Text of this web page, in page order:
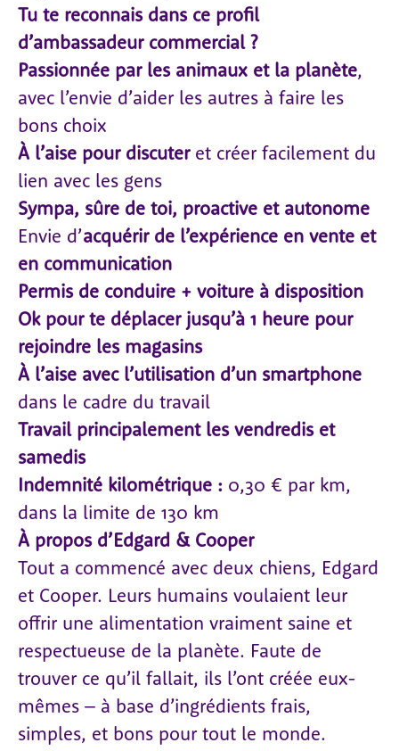
Tu te reconnais dans ce profil
d’ambassadeur commercial ?
Passionnée par les animaux et la planète,
avec l’envie d’aider les autres à faire les
bons choix
À l’aise pour discuteret créer facilement du
lien avec les gens
Sympa, sûre de toi, proactive et autonome
Envie d’acquérir de l’expérience en vente et
en communication
Permis de conduire + voiture à disposition
Ok pour te déplacer jusqu’à 1 heure pour
rejoindre les magasins
À l’aise avec l’utilisation d’un smartphone
dans le cadre du travail
Travail principalement les vendredis et
samedis
Indemnité kilométrique : 0,30 € par km,
dans la limite de 130 km
À propos d’Edgard & Cooper
Tout a commencé avec deux chiens, Edgard
et Cooper. Leurs humains voulaient leur
offrir une alimentation vraiment saine et
respectueuse de la planète. Faute de
trouver ce qu’il fallait, ils l’ont créée eux-
mêmes – à base d’ingrédients frais,
simples, et bons pour tout le monde.